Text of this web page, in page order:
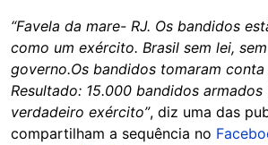
“Favela da mare- RJ. Os bandidos
como um exército. Brasil sem lei,
governo.Os bandidos tomaram conta
Resultado: 15.000 bandidos
verdadeiro exército”, diz uma das
compartilham a sequência no